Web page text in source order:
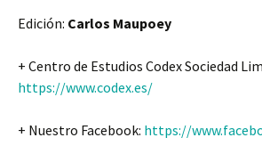
Edición: Carlos Maupoey
+ Centro de Estudios Codex Sociedad
https://www.codex.es/
+ Nuestro Facebook: https://